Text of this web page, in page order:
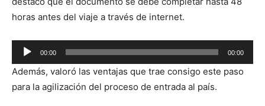
horas antes del viaje a través de internet.
Reproductor
de
audio
00:00 00:00
Además, valoró las ventajas que trae consigo este paso
para la agilización del proceso de entrada al país.